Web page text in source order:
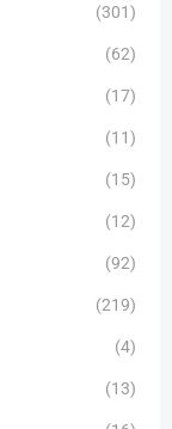
(301)
(62)
(17)
(11)
(15)
(12)
(92)
(219)
(4)
(13)